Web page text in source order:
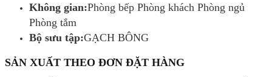
Không gian:Phòng bếp Phòng khách Phòng ngủ
Phòng tắm
Bộ sưu tập:GẠCH BÔNG
SẢN XUẤT THEO ĐƠN ĐẶT HÀNG